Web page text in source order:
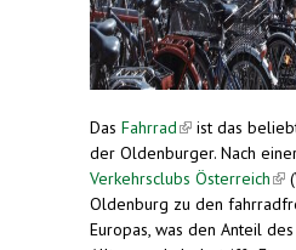
Das Fahrrad(link is external)
ist das
der Oldenburger. Nach
Verkehrsclubs Österreich
Oldenburg zu den
Europas, was den Anteil